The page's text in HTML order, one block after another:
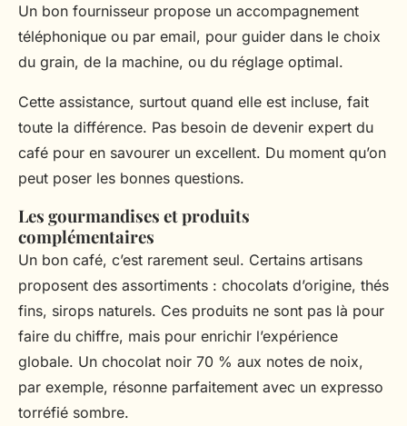
Un bon fournisseur propose un accompagnement
téléphonique ou par email, pour guider dans le choix
du grain, de la machine, ou du réglage optimal.
Cette assistance, surtout quand elle est incluse, fait
toute la différence. Pas besoin de devenir expert du
café pour en savourer un excellent. Du moment qu’on
peut poser les bonnes questions.
Les gourmandises et produits
complémentaires
Un bon café, c’est rarement seul. Certains artisans
proposent des assortiments : chocolats d’origine, thés
fins, sirops naturels. Ces produits ne sont pas là pour
faire du chiffre, mais pour enrichir l’expérience
globale. Un chocolat noir 70 % aux notes de noix,
par exemple, résonne parfaitement avec un expresso
torréfié sombre.